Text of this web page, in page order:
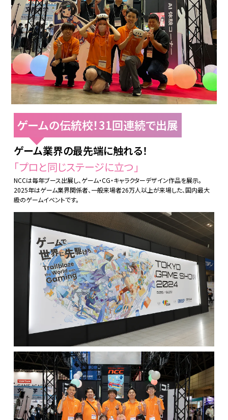
ゲームの伝統校！31回連続で出展
ゲーム業界の最先端に触れる！
「プロと同じステージに立つ」
NCCは毎年ブース出展し、ゲーム・CG・キャラクターデザイン作品を展示。
2025年はゲーム業界関係者、一般来場者26万人以上が来場した、国内最大
級のゲームイベントです。